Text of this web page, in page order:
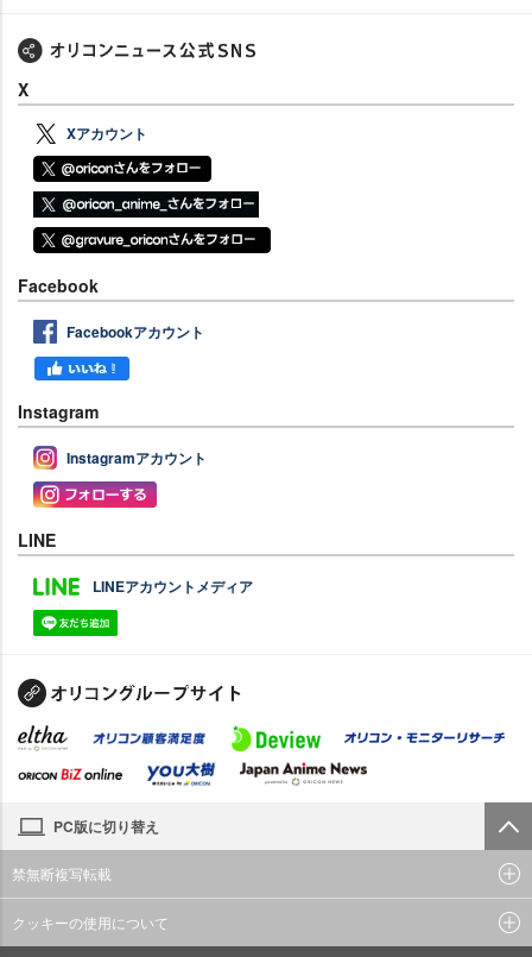
X
Xアカウント
Facebook
Facebookアカウント
Instagram
Instagramアカウント
LINE
LINEアカウントメディア
PC版に切り替え
禁無断複写転載
クッキーの使用について